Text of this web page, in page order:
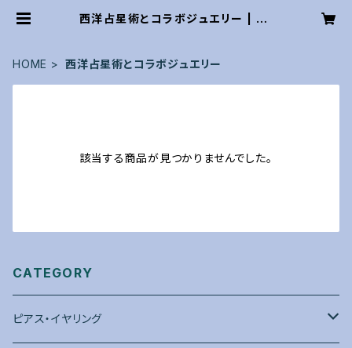
西洋占星術とコラボジュエリー | Ep
HOME 西洋占星術とコラボジュエリー
該当する商品が見つかりませんでした。
CATEGORY
ピアス・イヤリング